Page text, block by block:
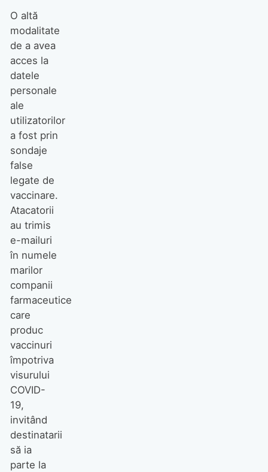
O altă
modalitate
de a avea
acces la
datele
personale
ale
utilizatorilor
a fost prin
sondaje
false
legate de
vaccinare.
Atacatorii
au trimis
e-mailuri
în numele
marilor
companii
farmaceutice
care
produc
vaccinuri
împotriva
visurului
COVID-
19,
invitând
destinatarii
să ia
parte la